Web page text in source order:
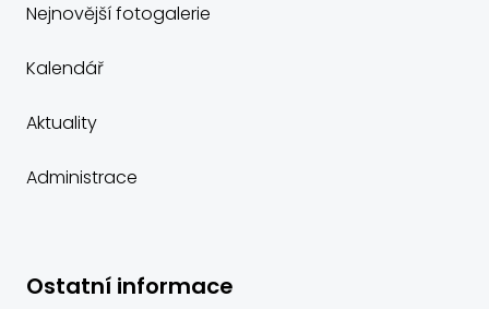
Nejnovější fotogalerie
Kalendář
Aktuality
Administrace
Ostatní informace